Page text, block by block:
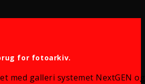
for fotoarkiv.
med galleri systemet NextGEN